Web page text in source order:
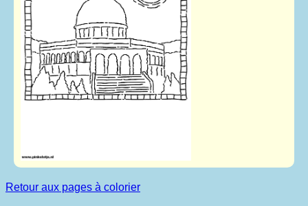
Retour aux pages à colorier